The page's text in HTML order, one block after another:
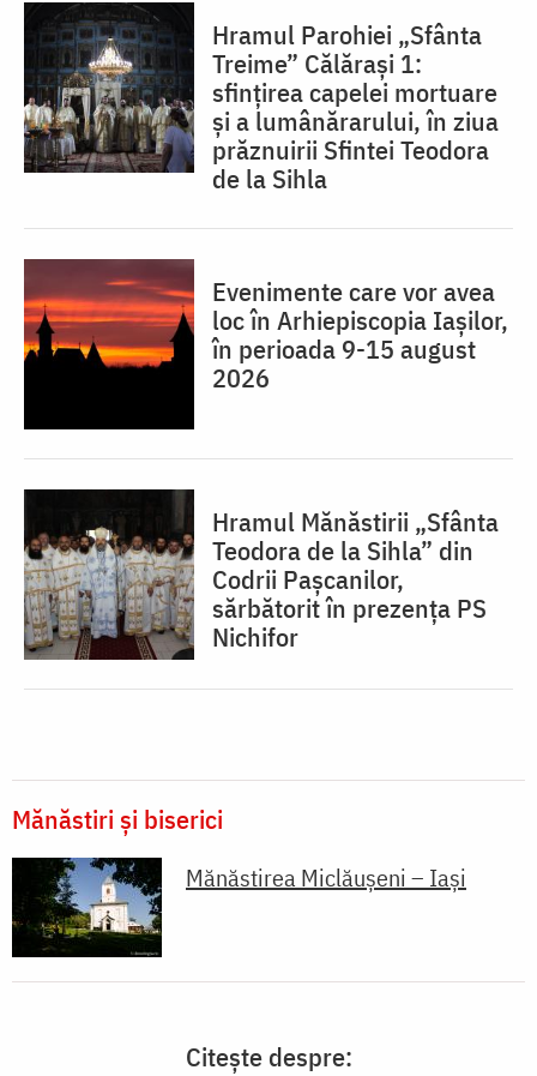
Hramul Parohiei „Sfânta
Treime” Călărași 1:
sfințirea capelei mortuare
și a lumânărarului, în ziua
prăznuirii Sfintei Teodora
de la Sihla
Evenimente care vor avea
loc în Arhiepiscopia Iaşilor,
în perioada 9-15 august
2026
Hramul Mănăstirii „Sfânta
Teodora de la Sihla” din
Codrii Pașcanilor,
sărbătorit în prezența PS
Nichifor
Mănăstiri și biserici
Mănăstirea Miclăușeni – Iași
Citește despre: